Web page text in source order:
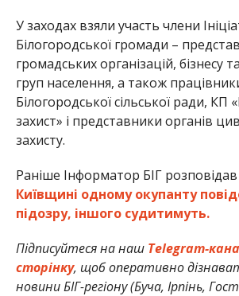
У заходах взяли участь члени
Білогородської громади –
громадських організацій, бізнесу
груп населення, а також
Білогородської сільської ради, КП
захист» і представники органів
захисту.
Раніше Інформатор БІГ
Київщині одному окупанту
підозру, іншого судитимуть.
Підписуйтеся на наш Telegram-
сторінку, щоб оперативно
новини БІГ-регіону (Буча, Ірпінь,